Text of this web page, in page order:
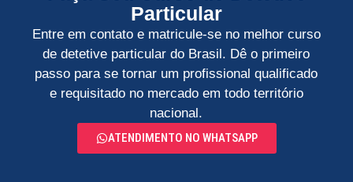
Particular
Entre em contato e matricule-se no melhor curso
de detetive particular do Brasil. Dê o primeiro
passo para se tornar um profissional qualificado
e requisitado no mercado em todo território
nacional.
ATENDIMENTO NO WHATSAPP